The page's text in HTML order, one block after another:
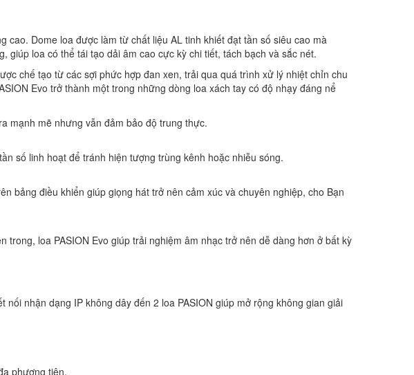
Dome loa được làm từ chất liệu AL tinh khiết đạt tần số siêu cao mà
loa có thể tái tạo dải âm cao cực kỳ chi tiết, tách bạch và sắc nét.
chế tạo từ các sợi phức hợp đan xen, trải qua quá trình xử lý nhiệt chỉn chu
Evo trở thành một trong những dòng loa xách tay có độ nhạy đáng nể
mạnh mẽ nhưng vẫn đảm bảo độ trung thực.
số linh hoạt để tránh hiện tượng trùng kênh hoặc nhiễu sóng.
bảng điều khiển giúp giọng hát trở nên cảm xúc và chuyên nghiệp, cho Bạn
loa PASION Evo giúp trải nghiệm âm nhạc trở nên dễ dàng hơn ở bất kỳ
nhận dạng IP không dây đến 2 loa PASION giúp mở rộng không gian giải
phương tiện.